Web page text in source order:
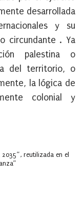
desarrollada
y su
circundante . Ya
palestina o
del territorio, o
la lógica de
colonial y
reutilizada en el